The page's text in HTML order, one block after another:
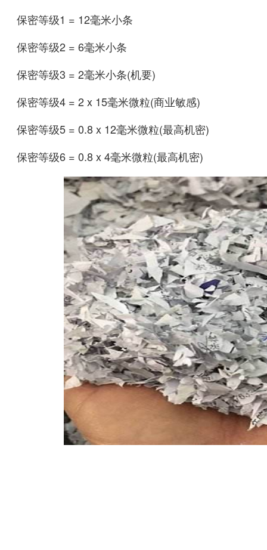
保密等级1 = 12毫米小条
保密等级2 = 6毫米小条
保密等级3 = 2毫米小条(机要)
保密等级4 = 2 x 15毫米微粒(商业敏感)
保密等级5 = 0.8 x 12毫米微粒(最高机密)
保密等级6 = 0.8 x 4毫米微粒(最高机密)